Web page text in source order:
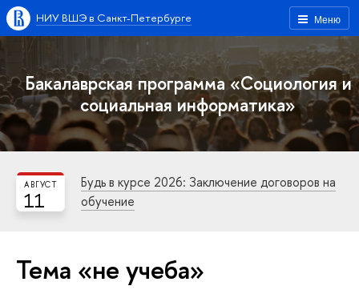
Меню
НИУ ВШЭ в Санкт-Петербурге
Бакалаврская программа «Социология и
социальная информатика»
11
АВГУСТ
Будь в курсе 2026: Заключение договоров на
обучение
Тема «не учеба»